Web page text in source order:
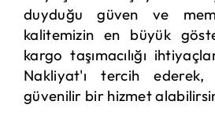
duyduğu güven ve
kalitemizin en büyük
kargo taşımacılığı
Nakliyat'ı tercih
güvenilir bir hizmet